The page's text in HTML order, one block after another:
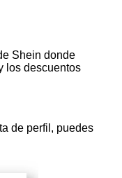
Shein donde
los descuentos
de perfil, puedes